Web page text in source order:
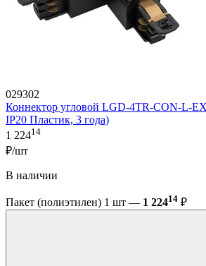
029302
Коннектор угловой LGD-4TR-CON-L-
IP20 Пластик, 3 года)
1 22414
₽/шт
В наличии
Пакет (полиэтилен) 1 шт — 1 22414 ₽